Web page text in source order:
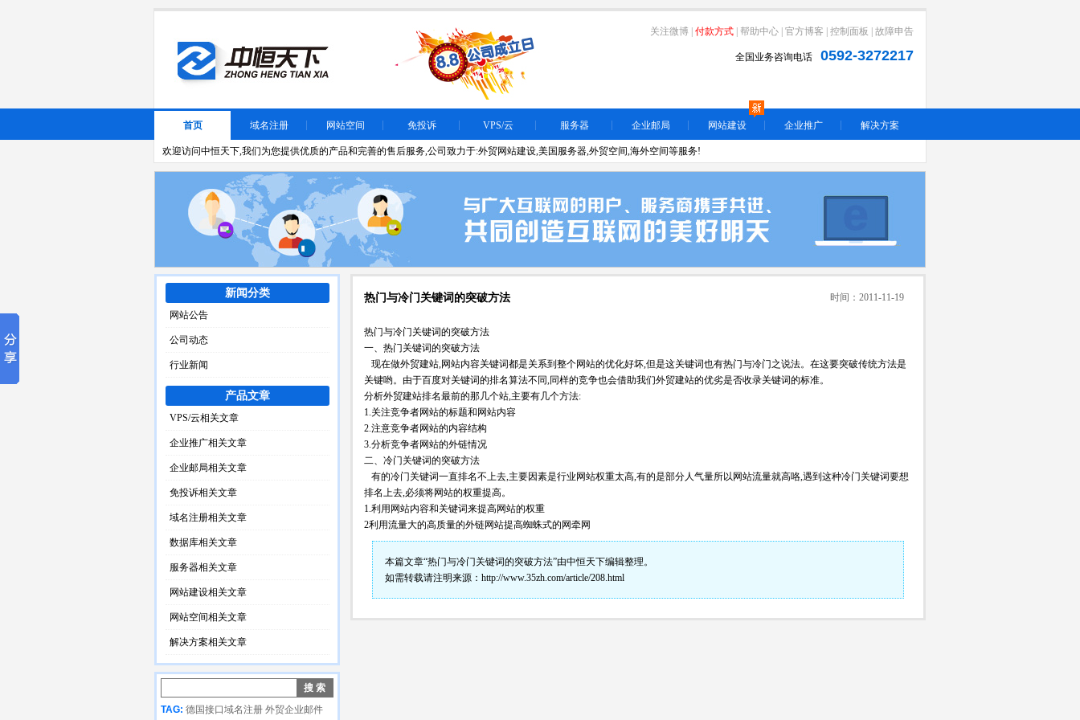
关注微博 付款方式 帮助中心 官方博客 控制面板 故障申告
全国业务咨询电话 0592-3272217
首页 域名注册 网站空间 免投诉 VPS/云 服务器 企业邮局 网站建设 企业推广 解决方案
欢迎访问中恒天下,我们为您提供优质的产品和完善的售后服务,公司致力于:外贸网站建设,美国服务器,外贸空间,海外空间等服务!
新闻分类
网站公告
公司动态
行业新闻
产品文章
VPS/云相关文章
企业推广相关文章
企业邮局相关文章
免投诉相关文章
域名注册相关文章
数据库相关文章
服务器相关文章
网站建设相关文章
网站空间相关文章
解决方案相关文章
TAG: 德国接口域名注册 外贸企业邮件
时间：2011-11-19
热门与冷门关键词的突破方法
热门与冷门关键词的突破方法
一、热门关键词的突破方法
现在做外贸建站,网站内容关键词都是关系到整个网站的优化好坏,但是这关键词也有热门与冷门之说法。在这要突破传统方法是
关键哟。由于百度对关键词的排名算法不同,同样的竞争也会借助我们外贸建站的优劣是否收录关键词的标准。
分析外贸建站排名最前的那几个站,主要有几个方法:
1.关注竞争者网站的标题和网站内容
2.注意竞争者网站的内容结构
3.分析竞争者网站的外链情况
二、冷门关键词的突破方法
有的冷门关键词一直排名不上去,主要因素是行业网站权重太高,有的是部分人气量所以网站流量就高咯,遇到这种冷门关键词要想
排名上去,必须将网站的权重提高。
1.利用网站内容和关键词来提高网站的权重
2利用流量大的高质量的外链网站提高蜘蛛式的网牵网
本篇文章“热门与冷门关键词的突破方法”由中恒天下编辑整理。
如需转载请注明来源： http://www.35zh.com/article/208.html